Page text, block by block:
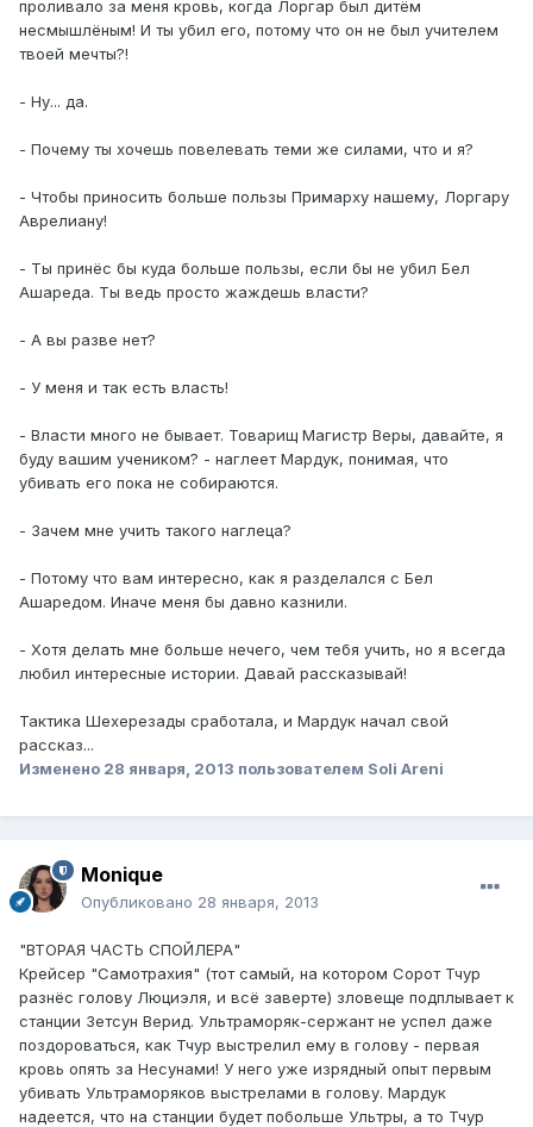
проливало за меня кровь, когда Лоргар был дитём
несмышлёным! И ты убил его, потому что он не был учителем
твоей мечты?!
- Ну... да.
- Почему ты хочешь повелевать теми же силами, что и я?
- Чтобы приносить больше пользы Примарху нашему, Лоргару
Аврелиану!
- Ты принёс бы куда больше пользы, если бы не убил Бел
Ашареда. Ты ведь просто жаждешь власти?
- А вы разве нет?
- У меня и так есть власть!
- Власти много не бывает. Товарищ Магистр Веры, давайте, я
буду вашим учеником? - наглеет Мардук, понимая, что
убивать его пока не собираются.
- Зачем мне учить такого наглеца?
- Потому что вам интересно, как я разделался с Бел
Ашаредом. Иначе меня бы давно казнили.
- Хотя делать мне больше нечего, чем тебя учить, но я всегда
любил интересные истории. Давай рассказывай!
Тактика Шехерезады сработала, и Мардук начал свой
рассказ...
Изменено 28 января, 2013 пользователем Soli Areni
Monique
Опубликовано 28 января, 2013
"ВТОРАЯ ЧАСТЬ СПОЙЛЕРА"
Крейсер "Самотрахия" (тот самый, на котором Сорот Тчур
разнёс голову Люциэля, и всё заверте) зловеще подплывает к
станции Зетсун Верид. Ультраморяк-сержант не успел даже
поздороваться, как Тчур выстрелил ему в голову - первая
кровь опять за Несунами! У него уже изрядный опыт первым
убивать Ультраморяков выстрелами в голову. Мардук
надеется, что на станции будет побольше Ультры, а то Тчур